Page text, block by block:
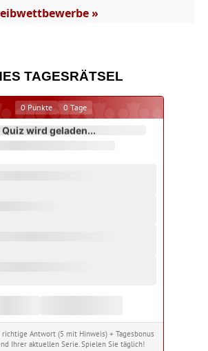
»
TAGESRÄTSEL
0 Punkte 0 Tage
wird geladen...
richtige Antwort (5 mit Hinweis) + Tagesbonus
Ihrer aktuellen Serie. Spielen Sie täglich!